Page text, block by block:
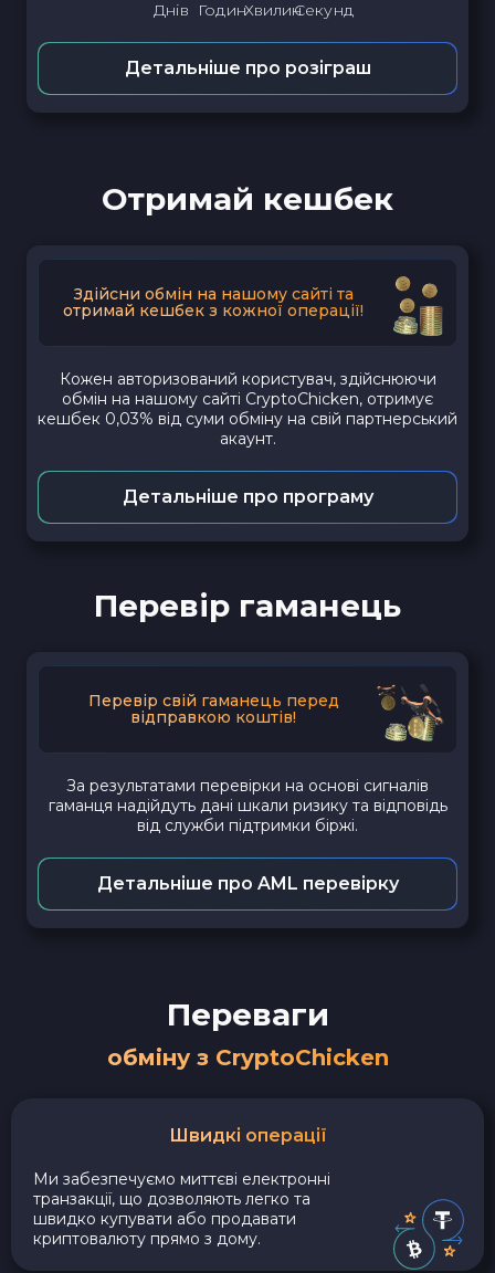
Днів ГодинХвилинСекунд
Детальніше про розіграш
Отримай кешбек
Здійсни обмін на нашому сайті та
отримай кешбек з кожної операції!
Кожен авторизований користувач, здійснюючи
обмін на нашому сайті CryptoChicken, отримує
кешбек 0,03% від суми обміну на свій партнерський
акаунт.
Детальніше про програму
Перевір гаманець
Перевір свій гаманець перед
відправкою коштів!
За результатами перевірки на основі сигналів
гаманця надійдуть дані шкали ризику та відповідь
від служби підтримки біржі.
Детальніше про AML перевірку
Переваги
обміну з CryptoChicken
Швидкі операції
Ми забезпечуємо миттєві електронні
транзакції, що дозволяють легко та
швидко купувати або продавати
криптовалюту прямо з дому.